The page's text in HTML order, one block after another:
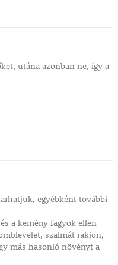
utána azonban ne, így a
egyébként további
a kemény fagyok ellen
szalmát rakjon,
más hasonló növényt a